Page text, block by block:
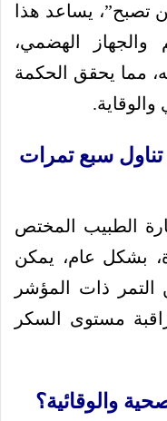
تصبح”، يساعد هذا
الهضمي،
مما يحقق الحكمة
سبع تمرات
الطبيب المختص
بشكل عام، يمكن
التمر ذات المؤشر
مستوى السكر
والوقائية؟